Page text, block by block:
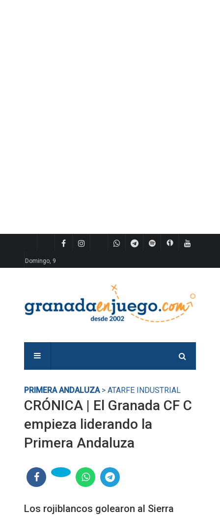
Domingo, 9
PRIMERA ANDALUZA> ATARFE INDUSTRIAL
CRÓNICA | El Granada CF C
empieza liderando la
Primera Andaluza
Los rojiblancos golearon al Sierra